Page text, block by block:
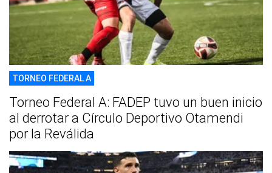
TORNEO FEDERAL A
Torneo Federal A: FADEP tuvo un buen inicio
al derrotar a Círculo Deportivo Otamendi
por la Reválida